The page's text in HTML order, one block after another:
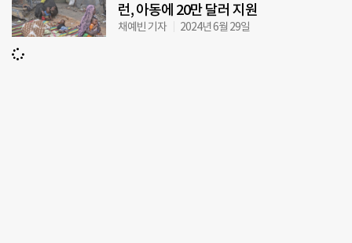
런, 아동에 20만 달러 지원
채예빈 기자 2024년 6월 29일